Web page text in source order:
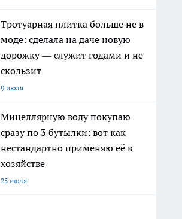
Тротуарная плитка больше не в
моде: сделала на даче новую
дорожку — служит годами и не
скользит
9 июля
Мицеллярную воду покупаю
сразу по 3 бутылки: вот как
нестандартно применяю её в
хозяйстве
25 июля